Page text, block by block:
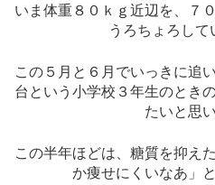
いま体重８０ｋｇ近辺を、７
うろちょろして
この５月と６月でいっきに追
台という小学校３年生のとき
たいと思
この半年ほどは、糖質を抑え
か痩せにくいなあ」